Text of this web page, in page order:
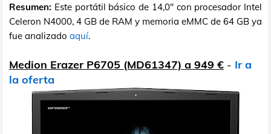
Resumen: Este portátil básico de 14,0" con procesador Intel
Celeron N4000, 4 GB de RAM y memoria eMMC de 64 GB ya
fue analizado aquí.
Medion Erazer P6705 (MD61347) a 949 € - Ir a
la oferta